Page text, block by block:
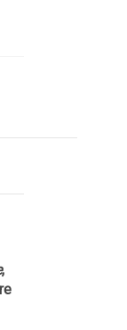
,